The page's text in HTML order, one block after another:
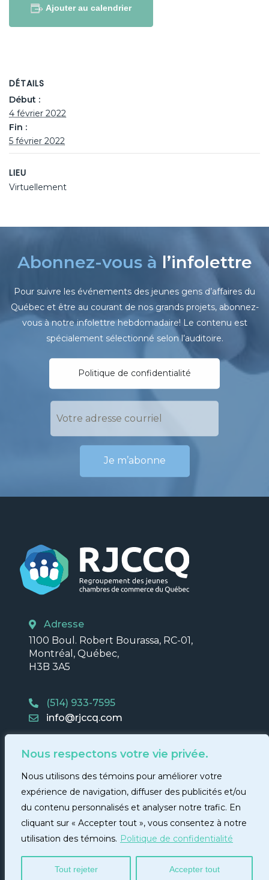
Nous respectons votre vie privée.
Nous utilisons des témoins pour améliorer votre
expérience de navigation, diffuser des publicités et/ou
du contenu personnalisés et analyser notre trafic. En
cliquant sur « Accepter tout », vous consentez à notre
utilisation des témoins. Politique de confidentialité
Tout rejeter Accepter tout
Ajouter au calendrier
DÉTAILS
Début :
4 février 2022
Fin :
5 février 2022
LIEU
Virtuellement
Abonnez-vous à l’infolettre
Pour suivre les événements des jeunes gens d’affaires du
Québec et être au courant de nos grands projets, abonnez-
vous à notre infolettre hebdomadaire! Le contenu est
spécialement sélectionné selon l’auditoire.
Politique de confidentialité
Adresse
1100 Boul. Robert Bourassa, RC-01,
Montréal, Québec,
H3B 3A5
(514) 933-7595
info@rjccq.com
© 2026 Regroupement des jeunes chambres de commerce
du Québec - RJCCQ |Politique de confidentialité
Conception web:Codems